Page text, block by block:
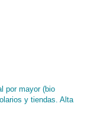
por mayor (bio
y tiendas. Alta